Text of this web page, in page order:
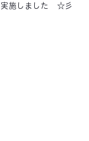
施しました ☆彡